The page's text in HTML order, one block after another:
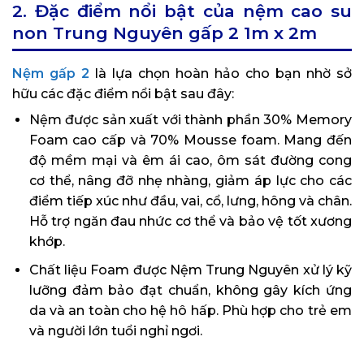
2. Đặc điểm nổi bật của nệm cao su
non Trung Nguyên gấp 2 1m x 2m
Nệm gấp 2 là lựa chọn hoàn hảo cho bạn nhờ sở
hữu các đặc điểm nổi bật sau đây:
Nệm được sản xuất với thành phần 30% Memory
Foam cao cấp và 70% Mousse foam. Mang đến
độ mềm mại và êm ái cao, ôm sát đường cong
cơ thể, nâng đỡ nhẹ nhàng, giảm áp lực cho các
điểm tiếp xúc như đầu, vai, cổ, lưng, hông và chân.
Hỗ trợ ngăn đau nhức cơ thể và bảo vệ tốt xương
khớp.
Chất liệu Foam được Nệm Trung Nguyên xử lý kỹ
lưỡng đảm bảo đạt chuẩn, không gây kích ứng
da và an toàn cho hệ hô hấp. Phù hợp cho trẻ em
và người lớn tuổi nghỉ ngơi.